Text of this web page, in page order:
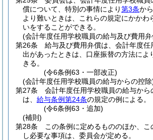
償について、特別の事情により第3条から
より難いときは、これらの規定にかかわ
いをすることができる。
(会計年度任用学校職員の給与及び費用
第26条
給与及び費用弁償は、会計年度任
出があったときは、口座振替の方法によ
きる。
(令6条例63・一部改正)
(会計年度任用学校職員の給与からの控除
第27条
会計年度任用学校職員の給与から
は、 給与条例第24条の規定の例による。
(令6条例63・追加)
(補則)
第28条
この条例に定めるもののほか、
し必要な事項は、委員会が定める。